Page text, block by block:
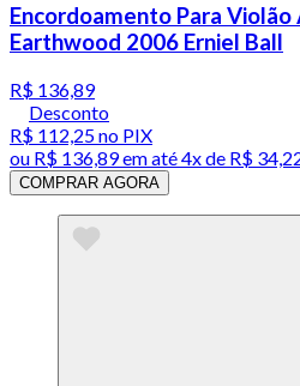
Encordoamento Para Violão
Earthwood 2006 Erniel Ball
R$ 136,89
Desconto
R$ 112,25no PIX
ou R$ 136,89em até4x de R$
COMPRAR AGORA